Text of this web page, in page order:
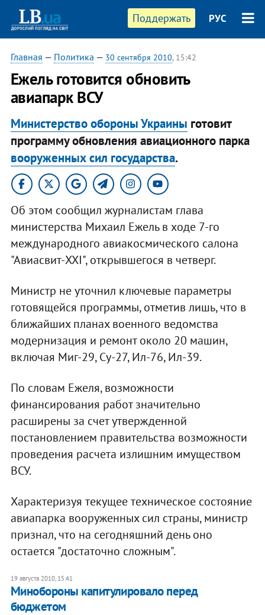
Поддержать РУС
Главная — Политика — 30 сентября 2010, 15:42
Ежель готовится обновить
авиапарк ВСУ
Министерство обороны Украины готовит
программу обновления авиационного парка
вооруженных сил государства.
Об этом сообщил журналистам глава
министерства Михаил Ежель в ходе 7-го
международного авиакосмического салона
"Авиасвит-XXI", открывшегося в четверг.
Министр не уточнил ключевые параметры
готовящейся программы, отметив лишь, что в
ближайших планах военного ведомства
модернизация и ремонт около 20 машин,
включая Миг-29, Су-27, Ил-76, Ил-39.
По словам Ежеля, возможности
финансирования работ значительно
расширены за счет утвержденной
постановлением правительства возможности
проведения расчета излишним имуществом
ВСУ.
Характеризуя текущее техническое состояние
авиапарка вооруженных сил страны, министр
признал, что на сегодняшний день оно
остается "достаточно сложным".
19 августа 2010, 15:41
Минобороны капитулировало перед
бюджетом